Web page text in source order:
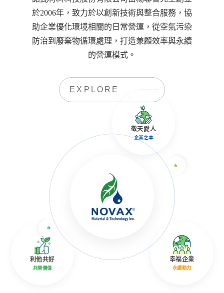
於2006年，致力於以創新技術與整合服務，協
助企業優化環境相關的日常營運，從空氣污染
防治到廢棄物循環處理，打造兼顧效率與永續
的營運模式。
EXPLORE
敬天愛人
企業之本
利他共好
共榮價值
幸福企業
永續動力